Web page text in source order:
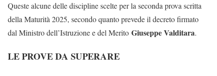
Queste alcune delle discipline scelte per la seconda prova scritta
della Maturità 2025, secondo quanto prevede il decreto firmato
dal Ministro dell’Istruzione e del Merito Giuseppe Valditara.
LE PROVE DA SUPERARE